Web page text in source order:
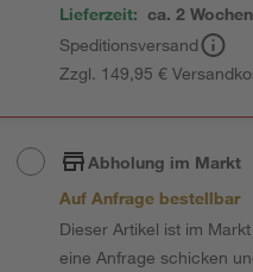
Lieferzeit: ca. 2 Wochen
Speditionsversand
Zzgl. 149,95 €
Abholung im Markt
Auf Anfrage bestellbar
Dieser Artikel ist im
eine Anfrage schicken